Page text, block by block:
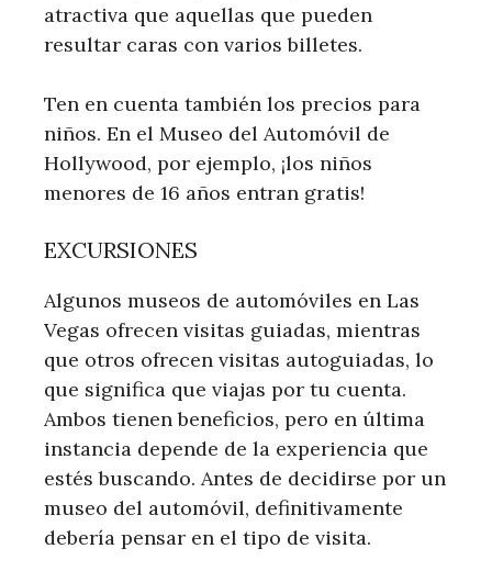
atractiva que aquellas que pueden
resultar caras con varios billetes.
Ten en cuenta también los precios para
niños. En el Museo del Automóvil de
Hollywood, por ejemplo, ¡los niños
menores de 16 años entran gratis!
EXCURSIONES
Algunos museos de automóviles en Las
Vegas ofrecen visitas guiadas, mientras
que otros ofrecen visitas autoguiadas, lo
que significa que viajas por tu cuenta.
Ambos tienen beneficios, pero en última
instancia depende de la experiencia que
estés buscando. Antes de decidirse por un
museo del automóvil, definitivamente
debería pensar en el tipo de visita.